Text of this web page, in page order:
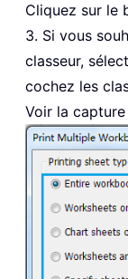
Cliquez sur le
3. Si vous
classeur,
cochez les
Voir la capture